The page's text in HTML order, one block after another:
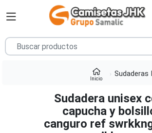
Inicio
Sudaderas
Sudadera unisex
capucha y
canguro ref